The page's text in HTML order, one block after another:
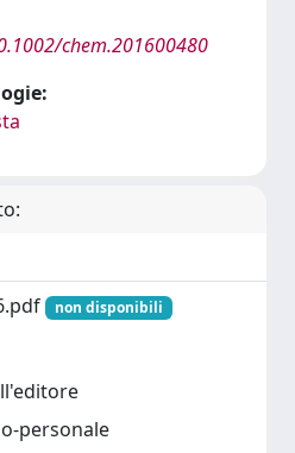
chem.201600480
non disponibili
personale